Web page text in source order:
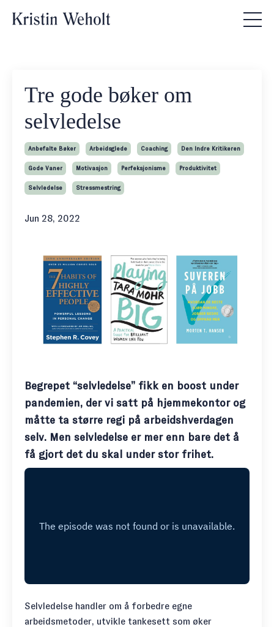
Tre gode bøker om
selvledelse
Anbefalte Bøker Arbeidsglede Coaching Den Indre Kritikeren
Gode Vaner Motivasjon Perfeksjonisme Produktivitet
Selvledelse Stressmestring
Jun 28, 2022
Begrepet “selvledelse” fikk en boost under
pandemien, der vi satt på hjemmekontor og
måtte ta større regi på arbeidshverdagen
selv. Men selvledelse er mer enn bare det å
få gjort det du skal under stor frihet.
Selvledelse handler om å forbedre egne
arbeidsmetoder, utvikle tankesett som øker